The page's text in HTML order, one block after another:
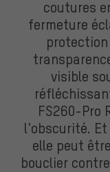
coutures
fermeture
visible
FS260-Pro
l'obscurité.
elle peut
bouclier